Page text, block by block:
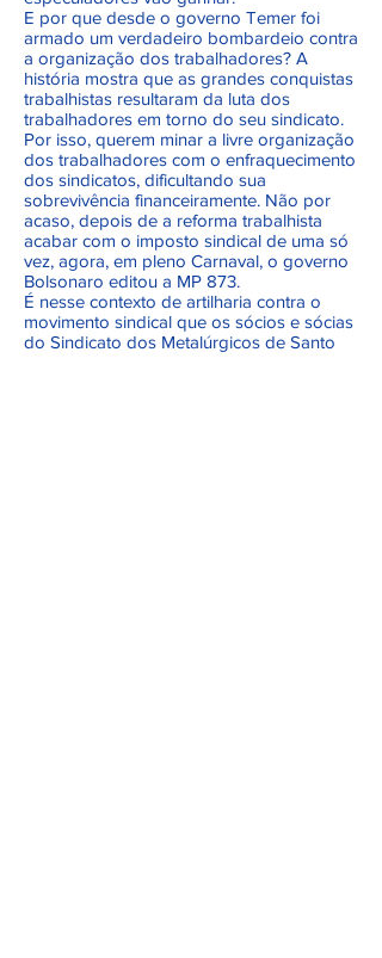
E por que desde o governo Temer foi
armado um verdadeiro bombardeio contra
a organização dos trabalhadores? A
história mostra que as grandes conquistas
trabalhistas resultaram da luta dos
trabalhadores em torno do seu sindicato.
Por isso, querem minar a livre organização
dos trabalhadores com o enfraquecimento
dos sindicatos, dificultando sua
sobrevivência financeiramente. Não por
acaso, depois de a reforma trabalhista
acabar com o imposto sindical de uma só
vez, agora, em pleno Carnaval, o governo
Bolsonaro editou a MP 873.
É nesse contexto de artilharia contra o
movimento sindical que os sócios e sócias
do Sindicato dos Metalúrgicos de Santo